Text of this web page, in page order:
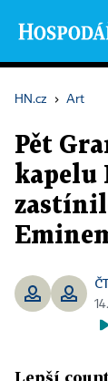
HN.cz › Art
Pět
kapelu
Lepší